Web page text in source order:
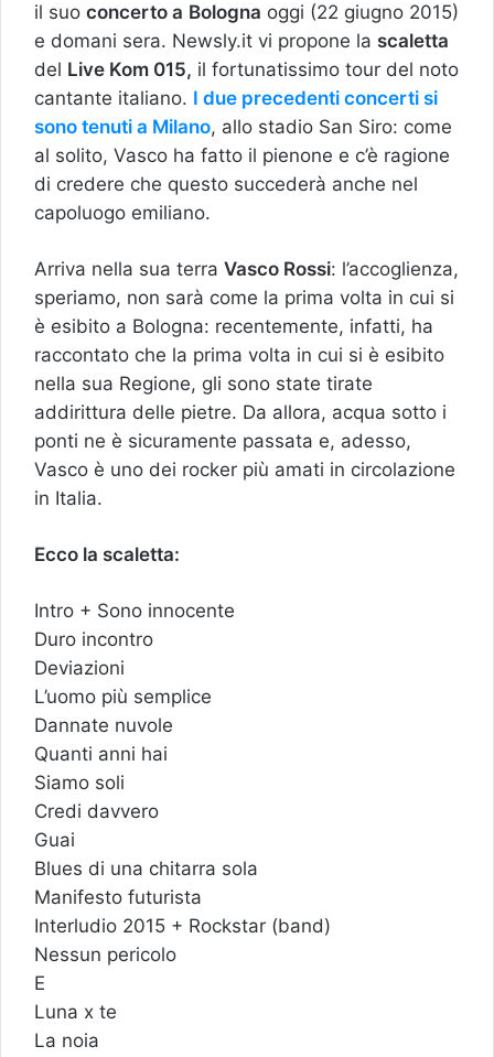
il suo concerto a Bologna oggi (22 giugno 2015)
e domani sera. Newsly.it vi propone la scaletta
del Live Kom 015, il fortunatissimo tour del noto
cantante italiano. I due precedenti concerti si
sono tenuti a Milano, allo stadio San Siro: come
al solito, Vasco ha fatto il pienone e c’è ragione
di credere che questo succederà anche nel
capoluogo emiliano.
Arriva nella sua terra Vasco Rossi: l’accoglienza,
speriamo, non sarà come la prima volta in cui si
è esibito a Bologna: recentemente, infatti, ha
raccontato che la prima volta in cui si è esibito
nella sua Regione, gli sono state tirate
addirittura delle pietre. Da allora, acqua sotto i
ponti ne è sicuramente passata e, adesso,
Vasco è uno dei rocker più amati in circolazione
in Italia.
Ecco la scaletta:
Intro + Sono innocente
Duro incontro
Deviazioni
L’uomo più semplice
Dannate nuvole
Quanti anni hai
Siamo soli
Credi davvero
Guai
Blues di una chitarra sola
Manifesto futurista
Interludio 2015 + Rockstar (band)
Nessun pericolo
E
Luna x te
La noia